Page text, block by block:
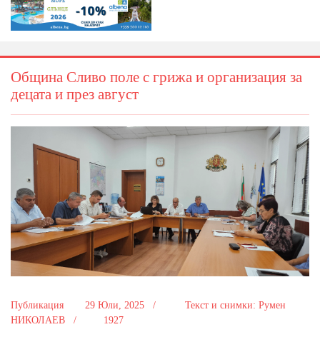
Община Сливо поле с грижа и организация за
децата и през август
Публикация 29 Юли, 2025 /
Текст и снимки: Румен
НИКОЛАЕВ /
1927